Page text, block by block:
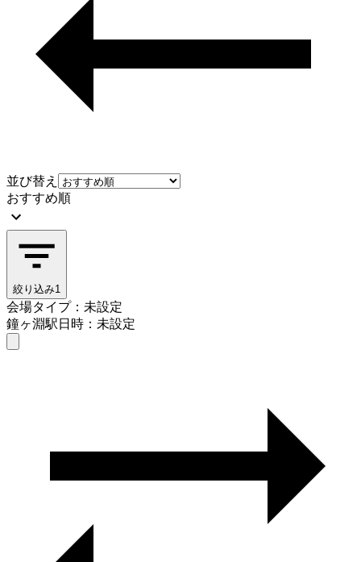
並び替え
おすすめ順
絞り込み1
会場タイプ：未設定
鐘ヶ淵駅日時：未設定